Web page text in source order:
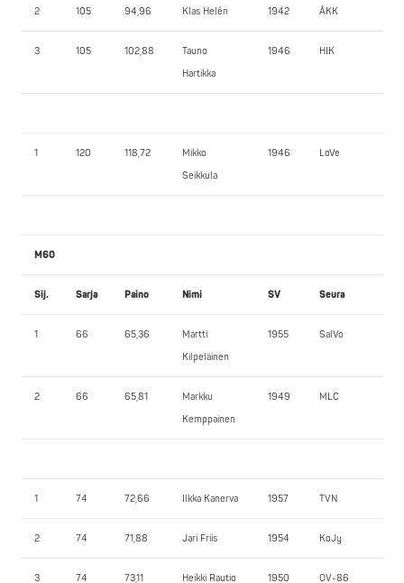
2 105 94,96 Klas Helén 1942 ÅKK
3 105 102,88
Tauno
Hartikka
1946 HIK
1 120 118,72
Mikko
Seikkula
1946 LoVe
M60
Sij. Sarja Paino Nimi SV Seura
1 66 65,36
Martti
Kilpeläinen
1955 SalVo
2 66 65,81
Markku
Kemppainen
1949 MLC
1 74 72,66 Ilkka Kanerva 1957 TVN
2 74 71,88 Jari Friis 1954 KoJy
3 74 73,11 Heikki Rautio 1950 OV-86